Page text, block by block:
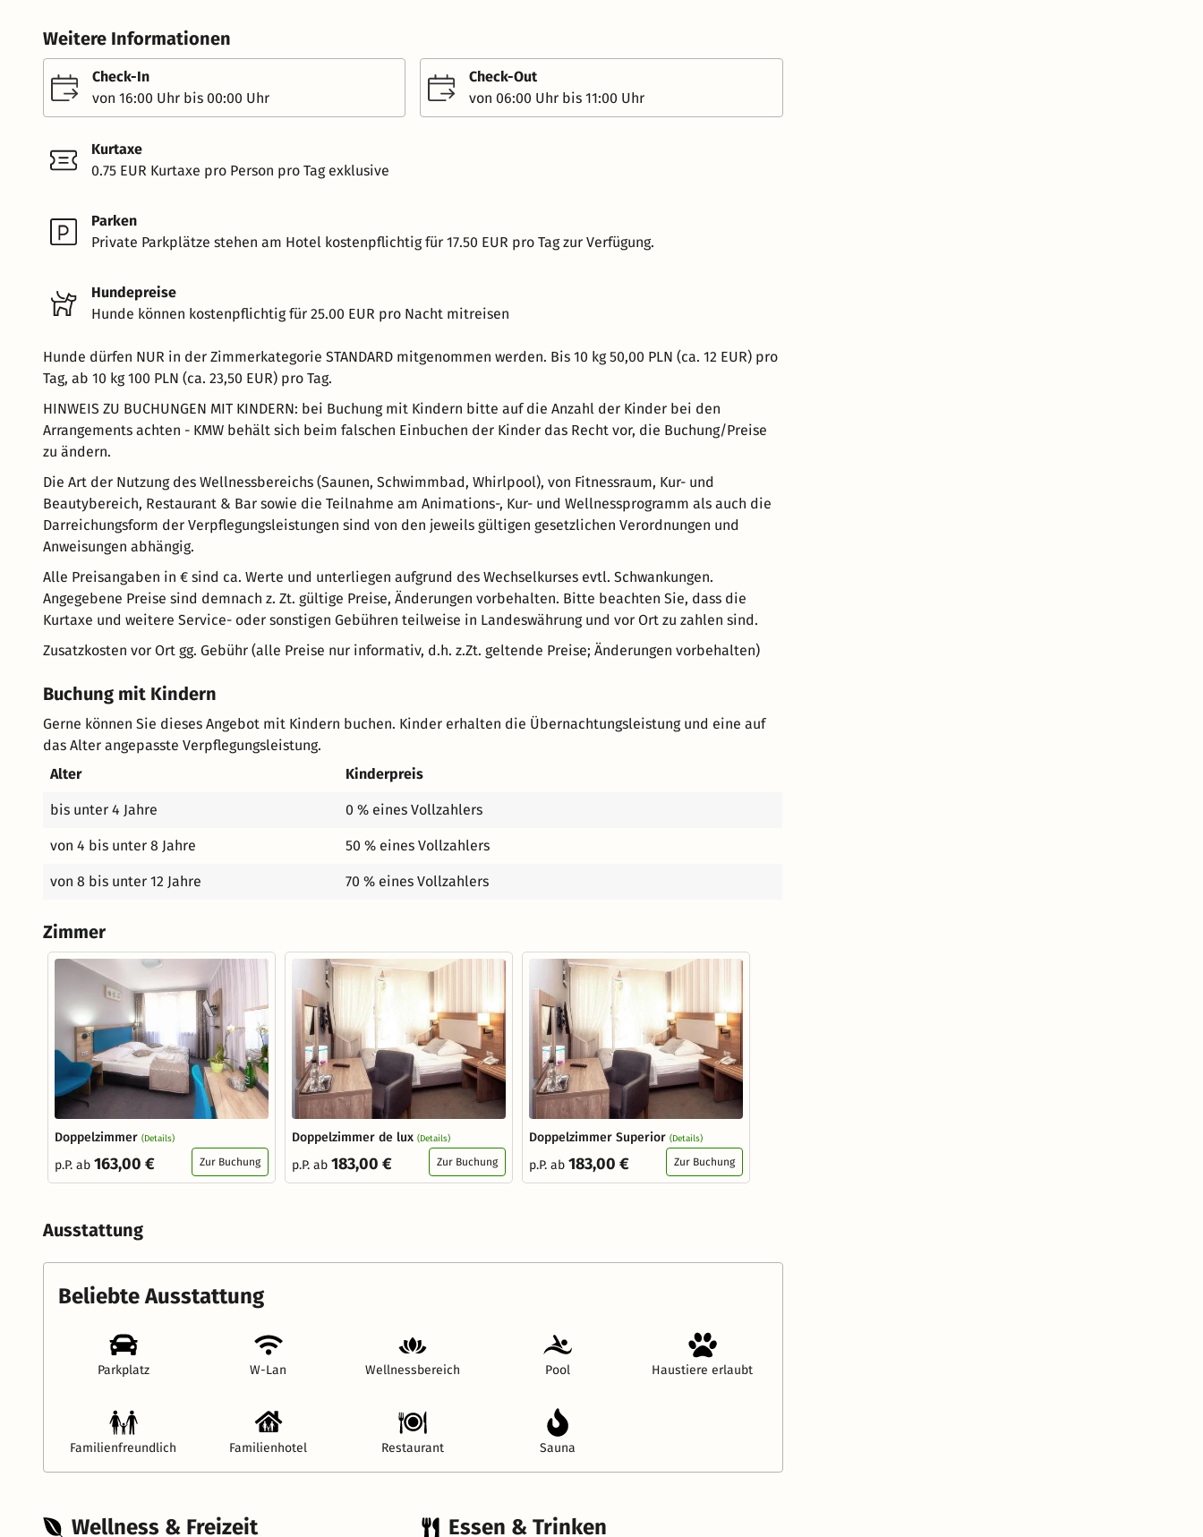
Weitere Informationen
Check-In
von 16:00 Uhr bis 00:00 Uhr
Check-Out
von 06:00 Uhr bis 11:00 Uhr
Kurtaxe
0.75 EUR Kurtaxe pro Person pro Tag exklusive
Parken
Private Parkplätze stehen am Hotel kostenpflichtig für 17.50 EUR pro Tag zur Verfügung.
Hundepreise
Hunde können kostenpflichtig für 25.00 EUR pro Nacht mitreisen
Hunde dürfen NUR in der Zimmerkategorie STANDARD mitgenommen werden. Bis 10 kg 50,00 PLN (ca. 12 EUR) pro
Tag, ab 10 kg 100 PLN (ca. 23,50 EUR) pro Tag.
HINWEIS ZU BUCHUNGEN MIT KINDERN: bei Buchung mit Kindern bitte auf die Anzahl der Kinder bei den
Arrangements achten - KMW behält sich beim falschen Einbuchen der Kinder das Recht vor, die Buchung/Preise
zu ändern.
Die Art der Nutzung des Wellnessbereichs (Saunen, Schwimmbad, Whirlpool), von Fitnessraum, Kur- und
Beautybereich, Restaurant & Bar sowie die Teilnahme am Animations-, Kur- und Wellnessprogramm als auch die
Darreichungsform der Verpflegungsleistungen sind von den jeweils gültigen gesetzlichen Verordnungen und
Anweisungen abhängig.
Alle Preisangaben in € sind ca. Werte und unterliegen aufgrund des Wechselkurses evtl. Schwankungen.
Angegebene Preise sind demnach z. Zt. gültige Preise, Änderungen vorbehalten. Bitte beachten Sie, dass die
Kurtaxe und weitere Service- oder sonstigen Gebühren teilweise in Landeswährung und vor Ort zu zahlen sind.
Zusatzkosten vor Ort gg. Gebühr (alle Preise nur informativ, d.h. z.Zt. geltende Preise; Änderungen vorbehalten)
Buchung mit Kindern
Gerne können Sie dieses Angebot mit Kindern buchen. Kinder erhalten die Übernachtungsleistung und eine auf
das Alter angepasste Verpflegungsleistung.
Alter
Kinderpreis
bis unter 4 Jahre 0 % eines Vollzahlers
von 4 bis unter 8 Jahre 50 % eines Vollzahlers
von 8 bis unter 12 Jahre 70 % eines Vollzahlers
Zimmer
Doppelzimmer (Details)
p.P. ab 163,00 € Zur Buchung
Doppelzimmer de lux (Details)
p.P. ab 183,00 € Zur Buchung
Doppelzimmer Superior (Details)
p.P. ab 183,00 € Zur Buchung
Ausstattung
Beliebte Ausstattung
Parkplatz W-Lan Wellnessbereich Pool Haustiere erlaubt
Familienfreundlich Familienhotel Restaurant Sauna
Wellness & Freizeit Essen & Trinken